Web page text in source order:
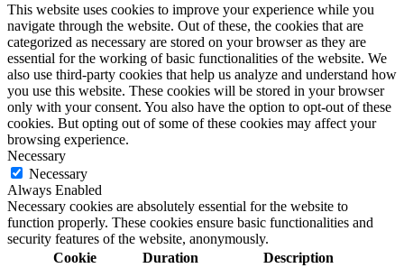
This website uses cookies to improve your experience while you
navigate through the website. Out of these, the cookies that are
categorized as necessary are stored on your browser as they are
essential for the working of basic functionalities of the website. We
also use third-party cookies that help us analyze and understand how
you use this website. These cookies will be stored in your browser
only with your consent. You also have the option to opt-out of these
cookies. But opting out of some of these cookies may affect your
browsing experience.
Necessary
Necessary
Always Enabled
Necessary cookies are absolutely essential for the website to
function properly. These cookies ensure basic functionalities and
security features of the website, anonymously.
Cookie
Duration Description